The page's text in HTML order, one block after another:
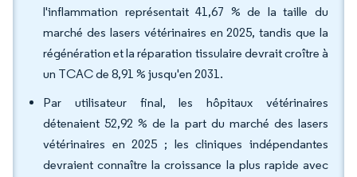
l'inflammation représentait 41,67 % de la taille du
marché des lasers vétérinaires en 2025, tandis que la
régénération et la réparation tissulaire devrait croître à
un TCAC de 8,91 % jusqu'en 2031.
Par utilisateur final, les hôpitaux vétérinaires
détenaient 52,92 % de la part du marché des lasers
vétérinaires en 2025 ; les cliniques indépendantes
devraient connaître la croissance la plus rapide avec